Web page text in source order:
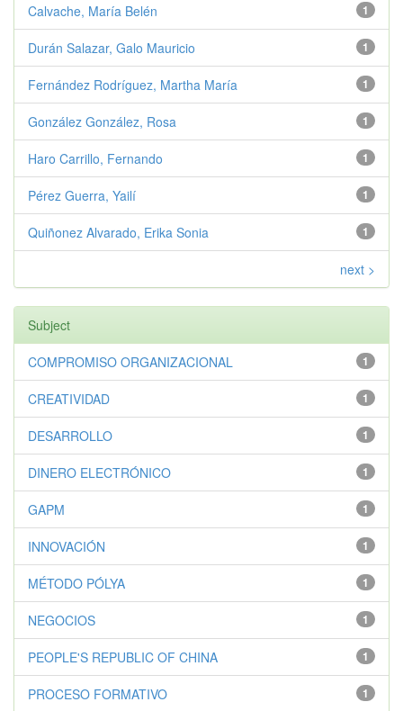
1
Calvache, María Belén
1
Durán Salazar, Galo Mauricio
1
Fernández Rodríguez, Martha María
1
González González, Rosa
1
Haro Carrillo, Fernando
1
Pérez Guerra, Yailí
1
Quiñonez Alvarado, Erika Sonia
next >
Subject
1
COMPROMISO ORGANIZACIONAL
1
CREATIVIDAD
1
DESARROLLO
1
DINERO ELECTRÓNICO
1
GAPM
1
INNOVACIÓN
1
MÉTODO PÓLYA
1
NEGOCIOS
1
PEOPLE'S REPUBLIC OF CHINA
1
PROCESO FORMATIVO